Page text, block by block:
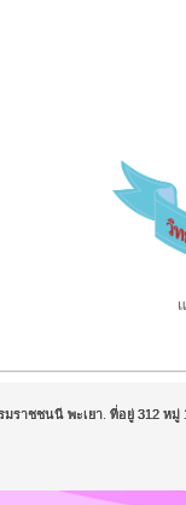
าชชนนี พะเยา. ที่อยู่ 312 หมู่